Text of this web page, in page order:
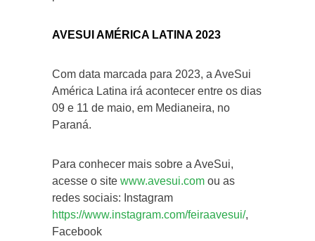
AVESUI AMÉRICA LATINA 2023
Com data marcada para 2023, a AveSui
América Latina irá acontecer entre os dias
09 e 11 de maio, em Medianeira, no
Paraná.
Para conhecer mais sobre a AveSui,
acesse o site www.avesui.com ou as
redes sociais: Instagram
https://www.instagram.com/feiraavesui/,
Facebook